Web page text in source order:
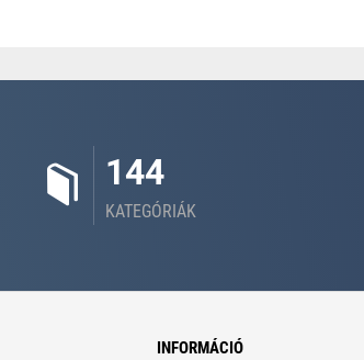
144
KATEGÓRIÁK
INFORMÁCIÓ